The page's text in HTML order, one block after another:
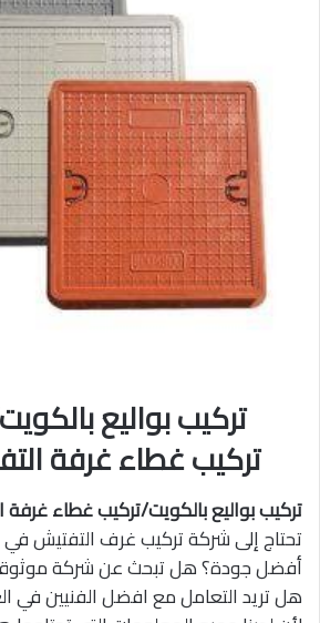
تركيب غطاء غرفة
تركيب بواليع بالكويت/تركيب غطاء غرفة
تحتاج إلى شركة تركيب غرف التفتيش
أفضل جودة؟ هل تبحث عن شركة
هل تريد التعامل مع افضل الفنيين في